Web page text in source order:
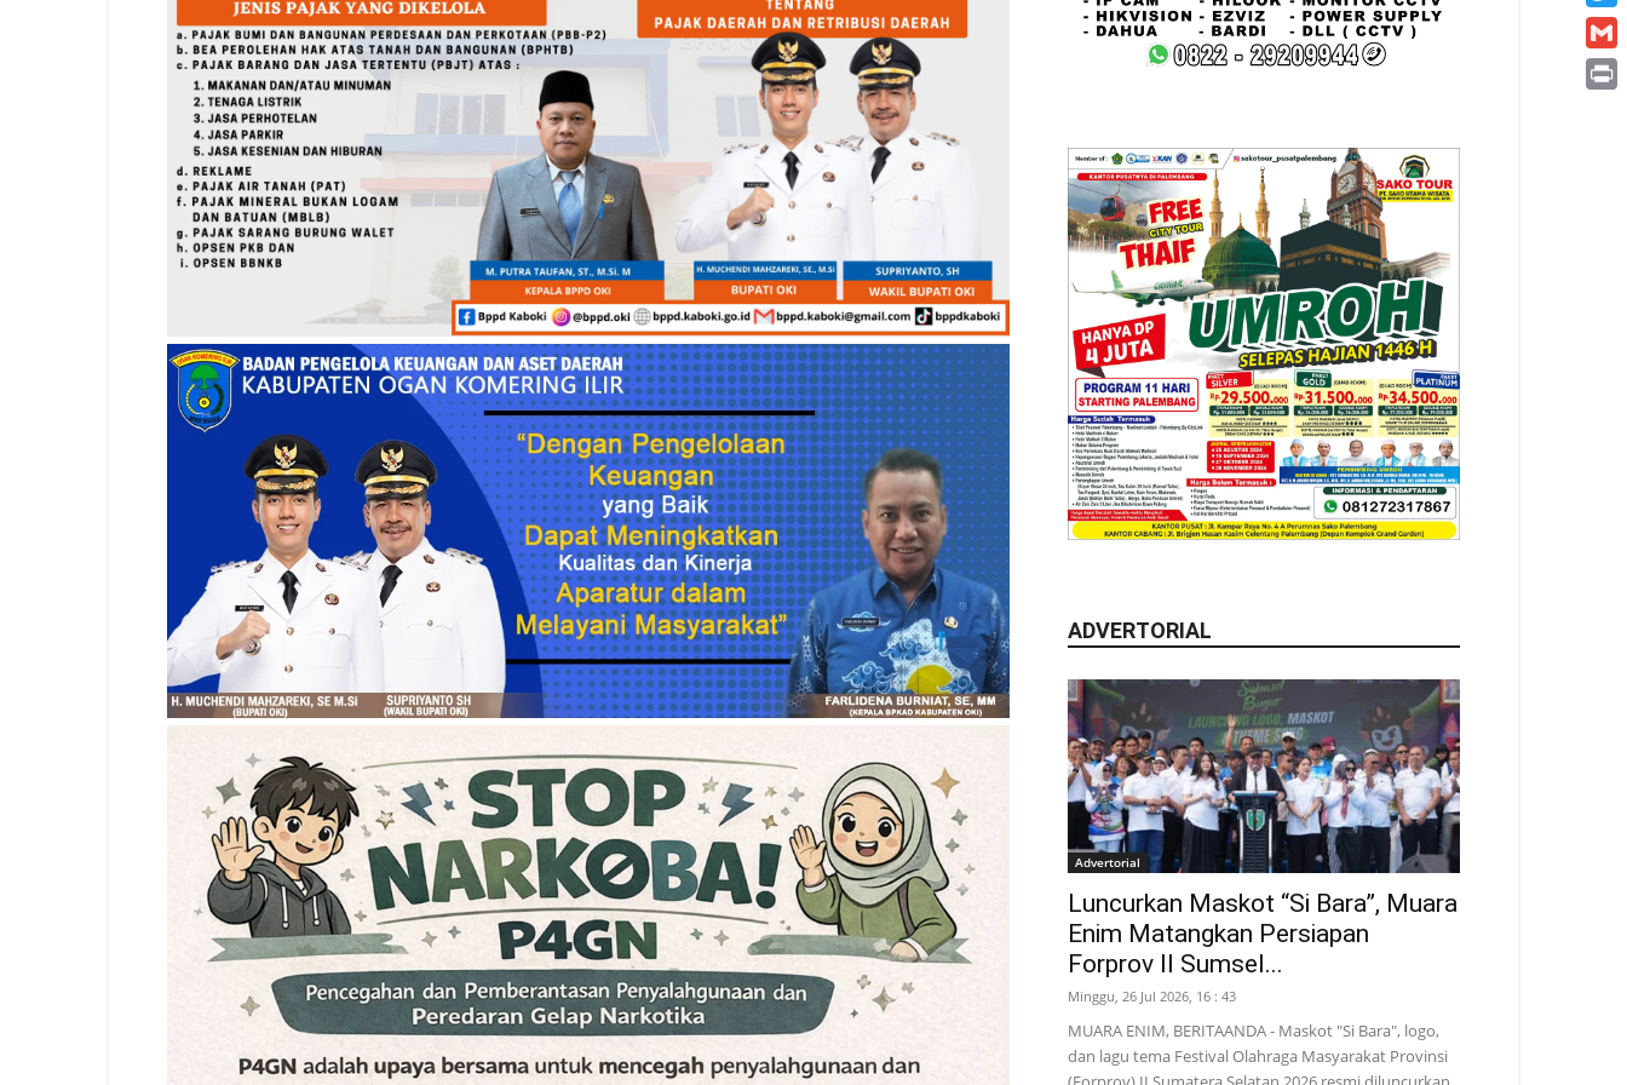
ADVERTORIAL
Advertorial
Luncurkan Maskot “Si Bara”, Muara
Enim Matangkan Persiapan
Forprov II Sumsel...
Minggu, 26 Jul 2026, 16 : 43
MUARA ENIM, BERITAANDA - Maskot "Si Bara", logo,
dan lagu tema Festival Olahraga Masyarakat Provinsi